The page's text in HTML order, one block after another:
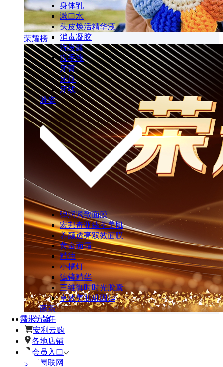
荣耀榜
社会责任
安利云购
各地店铺
会员入口
安利易联网
身体乳
漱口水
头皮焕活精华液
消毒凝胶
洗发露
洗手液
牙膏
牙刷
牙线
雅姿
弹润紧致面膜
宏邦奇亚臻萃美肌
养颜透亮双效面膜
黄金面霜
精油
小橘灯
滤镜精华
三维御时时光胶囊
卓效美肌玑因14
藤茶
需求方案